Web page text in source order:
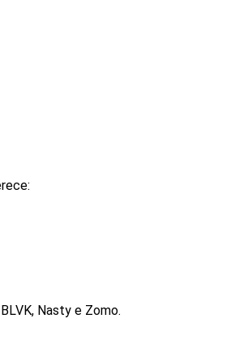
Nasty e Zomo.